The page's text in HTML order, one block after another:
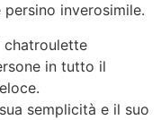
inverosimile.
chatroulette
in tutto il
semplicità e il suo